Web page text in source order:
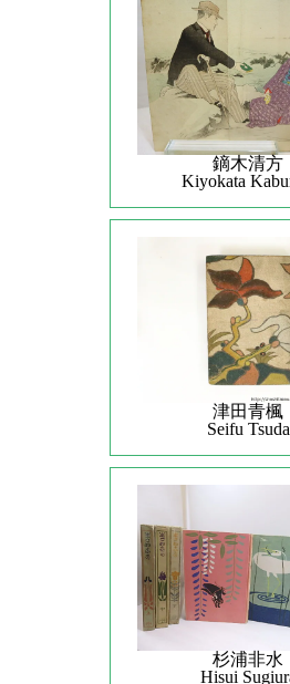
鏑木清方
Kiyokata
津田青楓
Seifu Tsuda
杉浦非水
Hisui